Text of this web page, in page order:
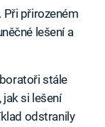
Při přirozeném
lešení a
stále
si lešení
odstranily